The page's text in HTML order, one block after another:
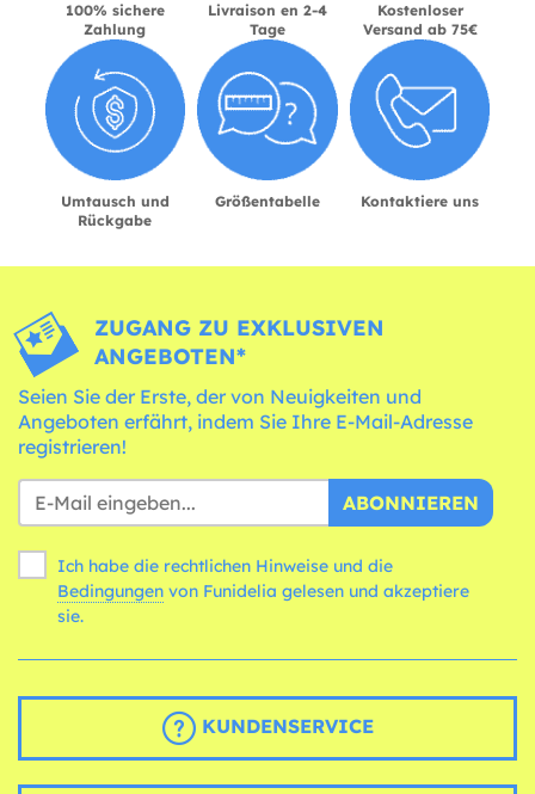
100% sichere
Zahlung
Livraison en 2-4
Tage
Kostenloser
Versand ab 75€
Umtausch und
Rückgabe
Größentabelle Kontaktiere uns
ZUGANG ZU EXKLUSIVEN
ANGEBOTEN*
Seien Sie der Erste, der von Neuigkeiten und
Angeboten erfährt, indem Sie Ihre E-Mail-Adresse
registrieren!
ABONNIEREN
Ich habe die rechtlichen Hinweise und die
Bedingungen
sie.
KUNDENSERVICE